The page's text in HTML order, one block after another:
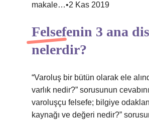
makale…•2 Kas 2019
Felsefenin 3 ana
nelerdir?
“Varoluş bir bütün olarak ele
varlık nedir?” sorusunun
varoluşçu felsefe; bilgiye
kaynağı ve değeri nedir?”